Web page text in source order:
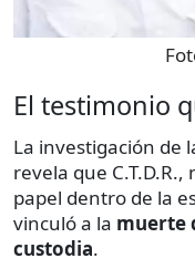
El testimonio
La investigación de
revela que
papel dentro de la
vinculó a la muerte
custodia.